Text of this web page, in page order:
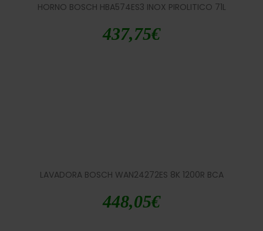
HORNO BOSCH HBA574ES3 INOX PIROLITICO 71L
437,75€
LAVADORA BOSCH WAN24272ES 8K 1200R BCA
448,05€